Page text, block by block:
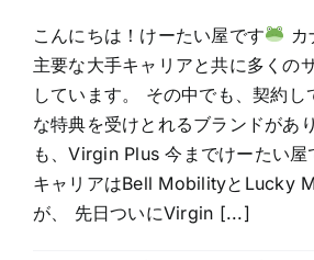
こんにちは！けーたい屋です
主要な大手キャリアと共に多くの
しています。 その中でも、契約し
な特典を受けとれるブランドがあ
も、Virgin Plus 今までけーたい屋
キャリアはBell MobilityとLucky
が、 先日ついにVirgin [...]